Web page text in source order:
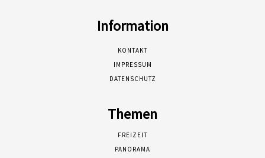
Information
KONTAKT
IMPRESSUM
DATENSCHUTZ
Themen
FREIZEIT
PANORAMA